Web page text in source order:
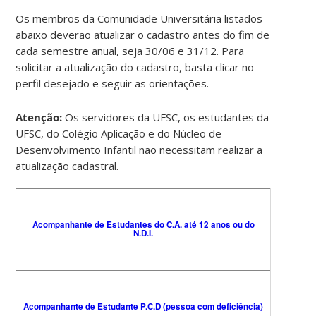
Os membros da Comunidade Universitária listados
abaixo deverão atualizar o cadastro antes do fim de
cada semestre anual, seja 30/06 e 31/12. Para
solicitar a atualização do cadastro, basta clicar no
perfil desejado e seguir as orientações.
Atenção: Os servidores da UFSC, os estudantes da
UFSC, do Colégio Aplicação e do Núcleo de
Desenvolvimento Infantil não necessitam realizar a
atualização cadastral.
Acompanhante de Estudantes do C.A. até 12 anos ou do
N.D.I.
Acompanhante de Estudante P.C.D (pessoa com deficiência)